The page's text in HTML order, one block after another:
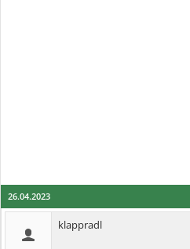
26.04.2023
klappradl